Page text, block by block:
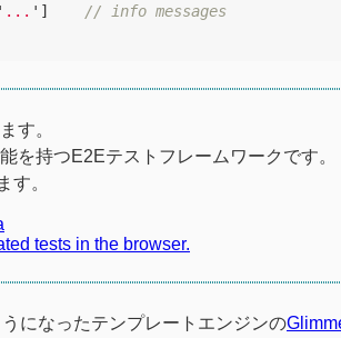
' ... ' ]
// info messages
す。
を持つE2Eテストフレームワークです。
す。
tests in the browser.
になったテンプレートエンジンの